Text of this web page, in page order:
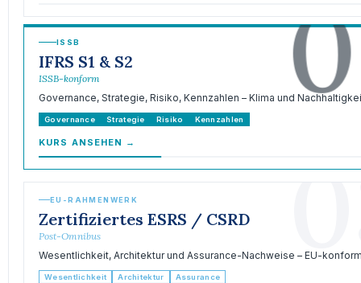
ISSB
IFRS S1 & S2
ISSB-konform
Governance, Strategie, Risiko, Kennzahlen – Klima und
Governance Strategie Risiko Kennzahlen
KURS ANSEHEN →
EU-RAHMENWERK
Zertifiziertes ESRS / CSRD
Post-Omnibus
Wesentlichkeit, Architektur und Assurance-Nachweise – EU-
Wesentlichkeit Architektur Assurance